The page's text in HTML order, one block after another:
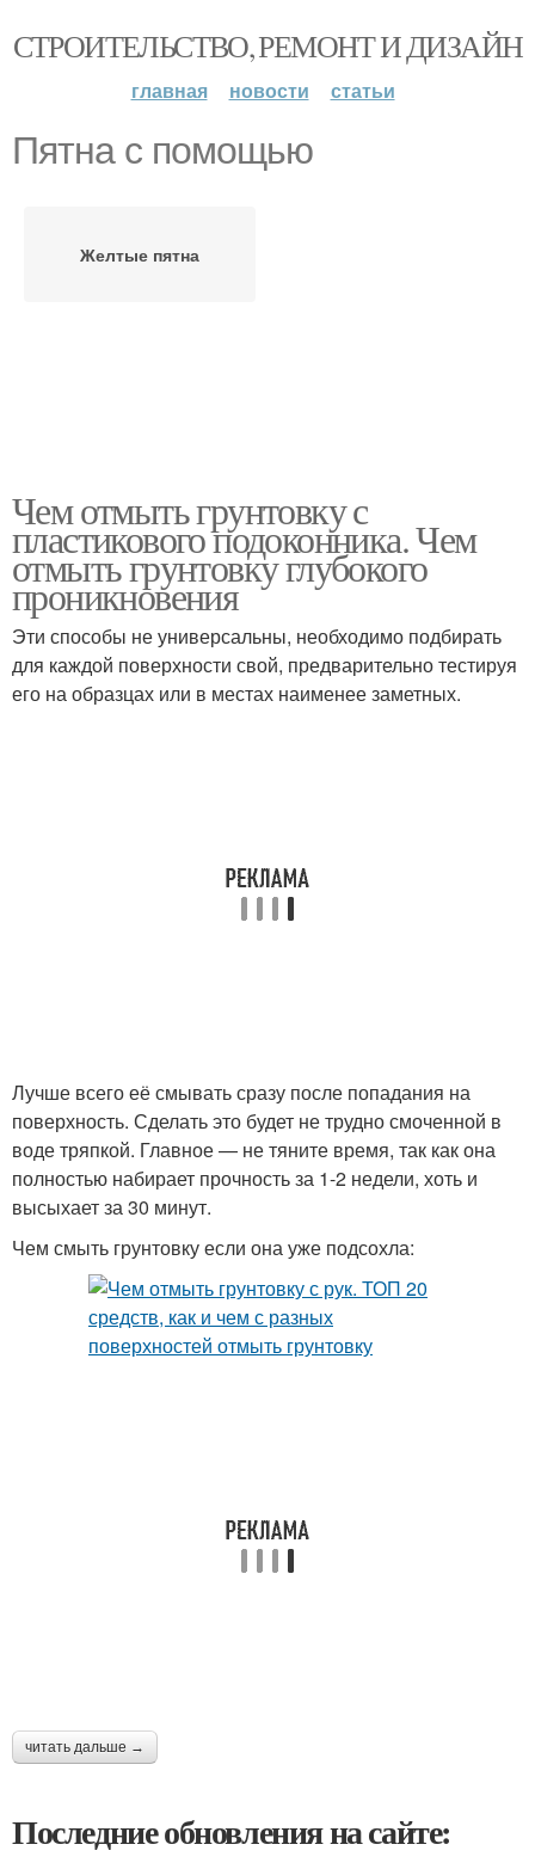
СТРОИТЕЛЬСТВО, РЕМОНТ И ДИЗАЙН
главная новости статьи
Пятна с помощью
Желтые пятна
Чем отмыть грунтовку с
пластикового подоконника. Чем
отмыть грунтовку глубокого
проникновения
Эти способы не универсальны, необходимо подбирать
для каждой поверхности свой, предварительно тестируя
его на образцах или в местах наименее заметных.
Лучше всего её смывать сразу после попадания на
поверхность. Сделать это будет не трудно смоченной в
воде тряпкой. Главное — не тяните время, так как она
полностью набирает прочность за 1-2 недели, хоть и
высыхает за 30 минут.
Чем смыть грунтовку если она уже подсохла:
читать дальше →
Последние обновления на сайте: